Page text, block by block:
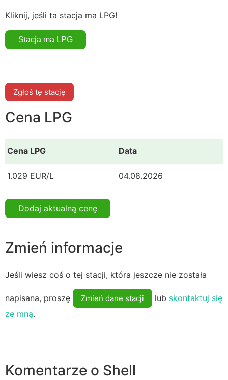
Kliknij, jeśli ta stacja ma LPG!
Zgłoś tę stację
Cena LPG
Cena LPG Data
1.029 EUR/L 04.08.2026
Dodaj aktualną cenę
Zmień informacje
Jeśli wiesz coś o tej stacji, która jeszcze nie została
napisana, proszę Zmień dane stacji lub skontaktuj się
ze mną.
Komentarze o Shell